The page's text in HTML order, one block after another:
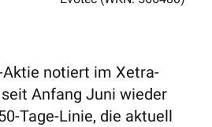
Aktie notiert im Xetra-
Anfang Juni wieder
Tage-Linie, die aktuell